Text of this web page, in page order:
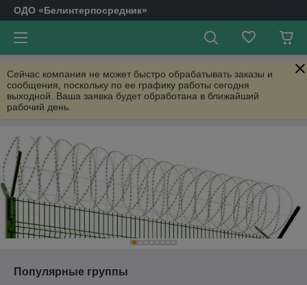
ОДО «Белинтерпосредник»
Сейчас компания не может быстро обрабатывать заказы и
сообщения, поскольку по ее графику работы сегодня
выходной. Ваша заявка будет обработана в ближайший
рабочий день.
Популярные группы